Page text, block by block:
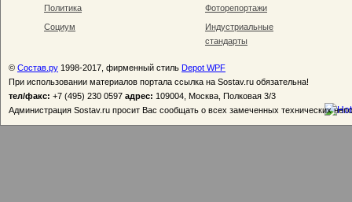
Политика
Социум
Фоторепортажи
Индустриальные
стандарты
© Состав.ру 1998-2017, фирменный стиль Depot WPF
При использовании материалов портала ссылка на Sostav.ru обязательна!
тел/факс: +7 (495) 230 0597 адрес: 109004, Москва, Полковая 3/3
Администрация Sostav.ru просит Вас сообщать о всех замеченных технических